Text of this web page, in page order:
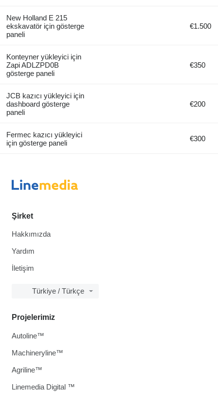
New Holland E 215
ekskavatör için gösterge
paneli
€1.500
Konteyner yükleyici için
Zapi ADLZPD0B
gösterge paneli
€350
JCB kazıcı yükleyici için
dashboard gösterge
paneli
€200
Fermec kazıcı yükleyici
için gösterge paneli
€300
Şirket
Hakkımızda
Yardım
İletişim
Türkiye / Türkçe
Projelerimiz
Autoline™
Machineryline™
Agriline™
Linemedia Digital ™